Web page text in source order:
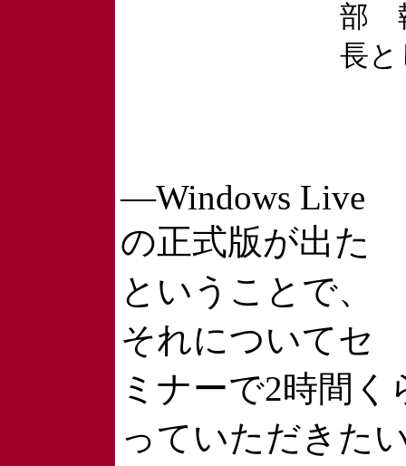
部
長と
―Windows Live
の正式版が出た
ということで、
それについてセ
ミナーで2時間
っていただきた